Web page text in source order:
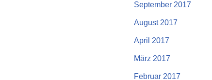
September 2017
August 2017
April 2017
März 2017
Februar 2017